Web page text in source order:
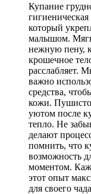
Купание
который
малышом.
нежную пену,
крошечное
расслабляет.
важно
средства,
кожи.
уютом после
тепло. Не
делают
помнить, что
возможность
моментом.
этот опыт
для своего